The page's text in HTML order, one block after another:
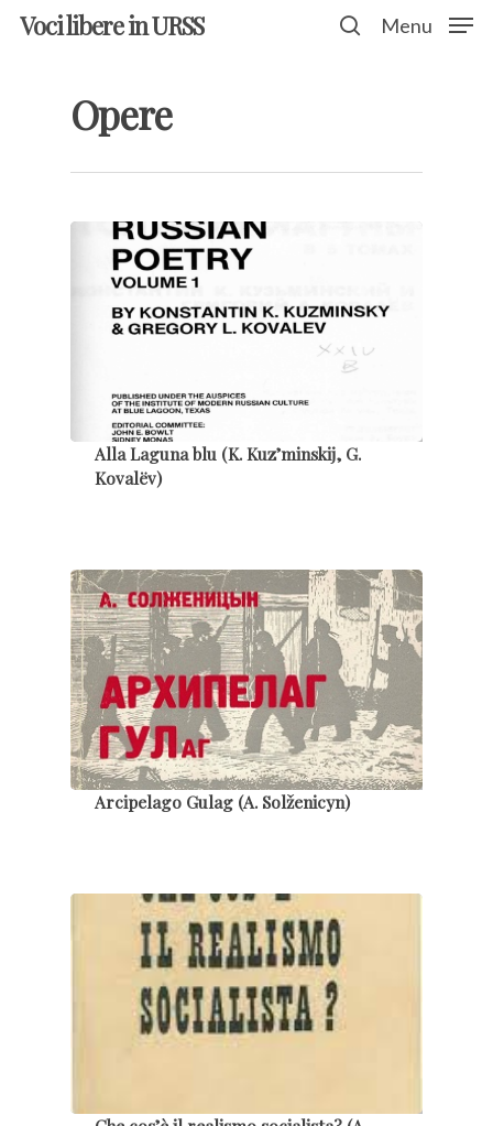
Hit enter to search or ESC to close
Voci libere in URSS Menu
Opere
Alla Laguna blu (K. Kuz’minskij, G.
Kovalëv)
Arcipelago Gulag (A. Solženicyn)